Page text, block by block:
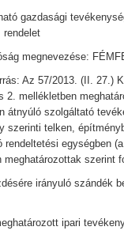
gazdasági
rendelet
megnevezése:
Az 57/2013. (II. 27.)
2. mellékletben
átnyúló szolgáltató
szerinti telken,
rendeltetési egységben
meghatározottak szerint
irányuló szándék
ipari